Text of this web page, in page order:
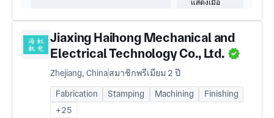
Jiaxing Haihong Mechanical and
Electrical Technology Co., Ltd.
Zhejiang, Chinaสมาชิกพรีเมียม 2 ปี
Fabrication Stamping Machining
Finishing
+25